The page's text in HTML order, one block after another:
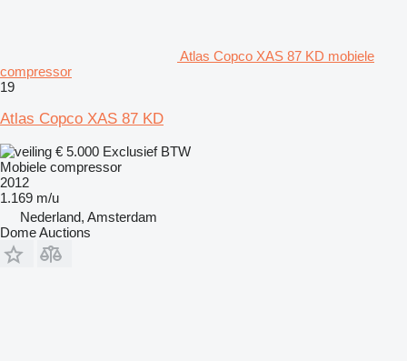
Atlas Copco XAS 87 KD mobiele
compressor
19
Atlas Copco XAS 87 KD
€ 5.000 Exclusief BTW
Mobiele compressor
2012
1.169 m/u
Nederland, Amsterdam
Dome Auctions